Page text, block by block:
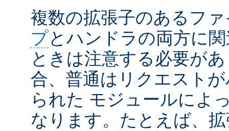
複数の拡張子のあるフ
プとハンドラの両方に
ときは注意する必要が
合、普通はリクエスト
られた モジュールによ
なります。たとえば、